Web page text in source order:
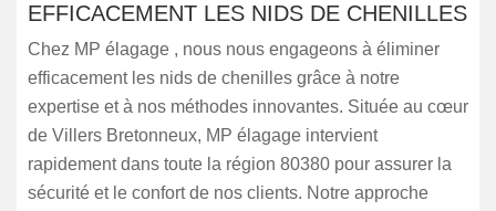
EFFICACEMENT LES NIDS DE CHENILLES
Chez MP élagage , nous nous engageons à éliminer
efficacement les nids de chenilles grâce à notre
expertise et à nos méthodes innovantes. Située au cœur
de Villers Bretonneux, MP élagage intervient
rapidement dans toute la région 80380 pour assurer la
sécurité et le confort de nos clients. Notre approche